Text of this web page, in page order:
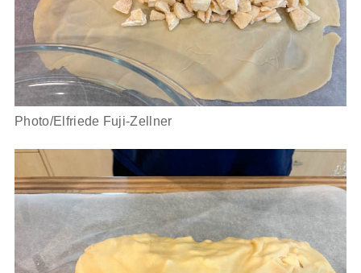
Photo/Elfriede Fuji-Zellner